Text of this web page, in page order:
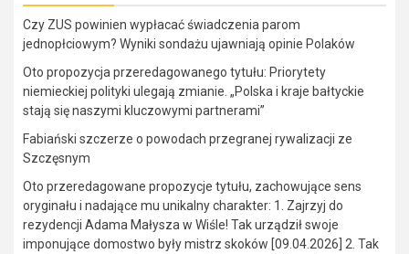
Czy ZUS powinien wypłacać świadczenia parom
jednopłciowym? Wyniki sondażu ujawniają opinie Polaków
Oto propozycja przeredagowanego tytułu: Priorytety
niemieckiej polityki ulegają zmianie. „Polska i kraje bałtyckie
stają się naszymi kluczowymi partnerami”
Fabiański szczerze o powodach przegranej rywalizacji ze
Szczęsnym
Oto przeredagowane propozycje tytułu, zachowujące sens
oryginału i nadające mu unikalny charakter: 1. Zajrzyj do
rezydencji Adama Małysza w Wiśle! Tak urządził swoje
imponujące domostwo były mistrz skoków [09.04.2026] 2. Tak